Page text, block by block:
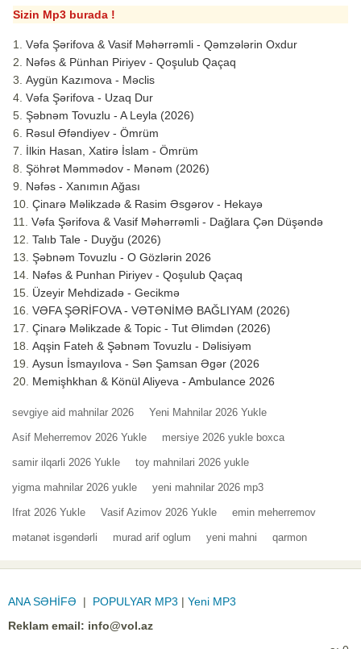
Sizin Mp3 burada !
Vəfa Şərifova & Vasif Məhərrəmli - Qəmzələrin Oxdur
Nəfəs & Pünhan Piriyev - Qoşulub Qaçaq
Aygün Kazımova - Məclis
Vəfa Şərifova - Uzaq Dur
Şəbnəm Tovuzlu - A Leyla (2026)
Rəsul Əfəndiyev - Ömrüm
İlkin Hasan, Xatirə İslam - Ömrüm
Şöhrət Məmmədov - Mənəm (2026)
Nəfəs - Xanımın Ağası
Çinarə Məlikzadə & Rasim Əsgərov - Hekayə
Vəfa Şərifova & Vasif Məhərrəmli - Dağlara Çən Düşəndə
Talıb Tale - Duyğu (2026)
Şəbnəm Tovuzlu - O Gözlərin 2026
Nəfəs & Punhan Piriyev - Qoşulub Qaçaq
Üzeyir Mehdizadə - Gecikmə
VƏFA ŞƏRİFOVA - VƏTƏNİMƏ BAĞLIYAM (2026)
Çinarə Məlikzade & Topic - Tut Əlimdən (2026)
Aqşin Fateh & Şəbnəm Tovuzlu - Dəlisiyəm
Aysun İsmayılova - Sən Şamsan Əgər (2026
Memişhkhan & Könül Aliyeva - Ambulance 2026
sevgiye aid mahnilar 2026 Yeni Mahnilar 2026 Yukle
Asif Meherremov 2026 Yukle mersiye 2026 yukle boxca
samir ilqarli 2026 Yukle toy mahnilari 2026 yukle
yigma mahnilar 2026 yukle yeni mahnilar 2026 mp3
Ifrat 2026 Yukle Vasif Azimov 2026 Yukle emin meherremov
mətanət isgəndərli murad arif oglum yeni mahni qarmon
ANA SƏHİFƏ | POPULYAR MP3 | Yeni MP3
Reklam email: info@vol.az